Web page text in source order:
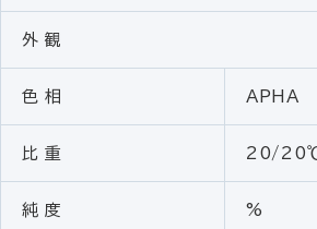
外 観
色 相 APHA
比 重 20/
純 度 %